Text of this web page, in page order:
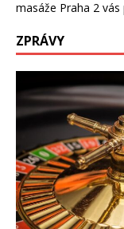
masáže Praha 2 vás
ZPRÁVY